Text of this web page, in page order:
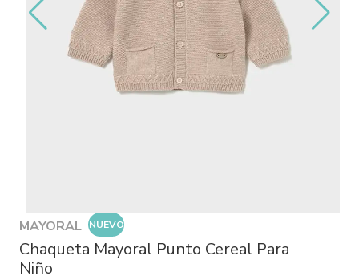
MAYORAL NUEVO
Chaqueta Mayoral Punto Cereal Para
Niño